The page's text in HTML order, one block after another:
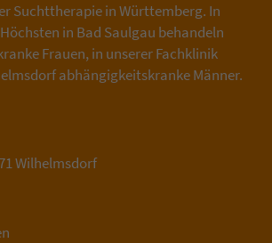
Suchttherapie in Württemberg. In
in Bad Saulgau behandeln
Frauen, in unserer Fachklinik
abhängigkeitskranke Männer.
Wilhelmsdorf